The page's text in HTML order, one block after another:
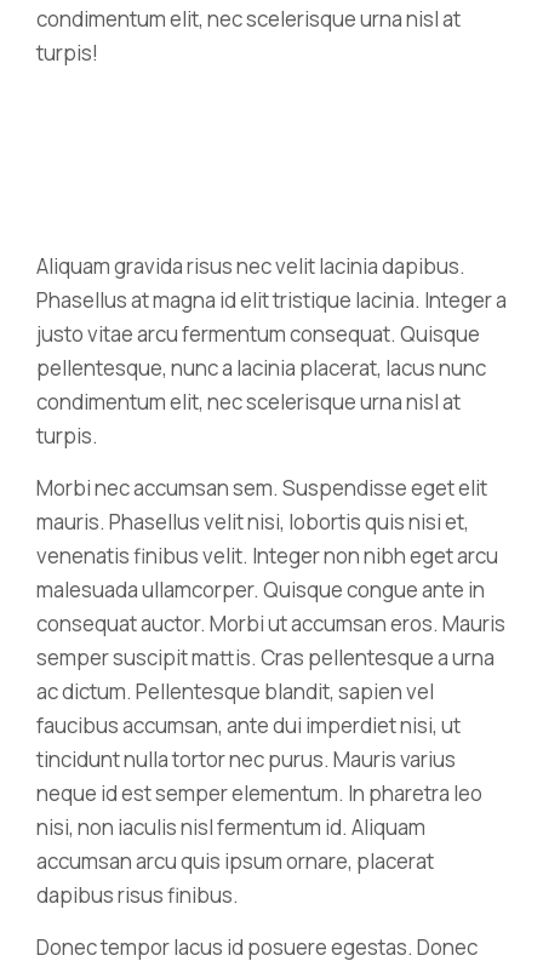
condimentum elit, nec scelerisque urna nisl at
turpis!
Aliquam gravida risus nec velit lacinia dapibus.
Phasellus at magna id elit tristique lacinia. Integer a
justo vitae arcu fermentum consequat. Quisque
pellentesque, nunc a lacinia placerat, lacus nunc
condimentum elit, nec scelerisque urna nisl at
turpis.
Morbi nec accumsan sem. Suspendisse eget elit
mauris. Phasellus velit nisi, lobortis quis nisi et,
venenatis finibus velit. Integer non nibh eget arcu
malesuada ullamcorper. Quisque congue ante in
consequat auctor. Morbi ut accumsan eros. Mauris
semper suscipit mattis. Cras pellentesque a urna
ac dictum. Pellentesque blandit, sapien vel
faucibus accumsan, ante dui imperdiet nisi, ut
tincidunt nulla tortor nec purus. Mauris varius
neque id est semper elementum. In pharetra leo
nisi, non iaculis nisl fermentum id. Aliquam
accumsan arcu quis ipsum ornare, placerat
dapibus risus finibus.
Donec tempor lacus id posuere egestas. Donec